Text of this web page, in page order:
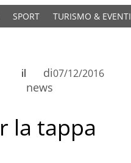
SPORT TURISMO & EVENTI
di
news
il 07/12/2016
la tappa